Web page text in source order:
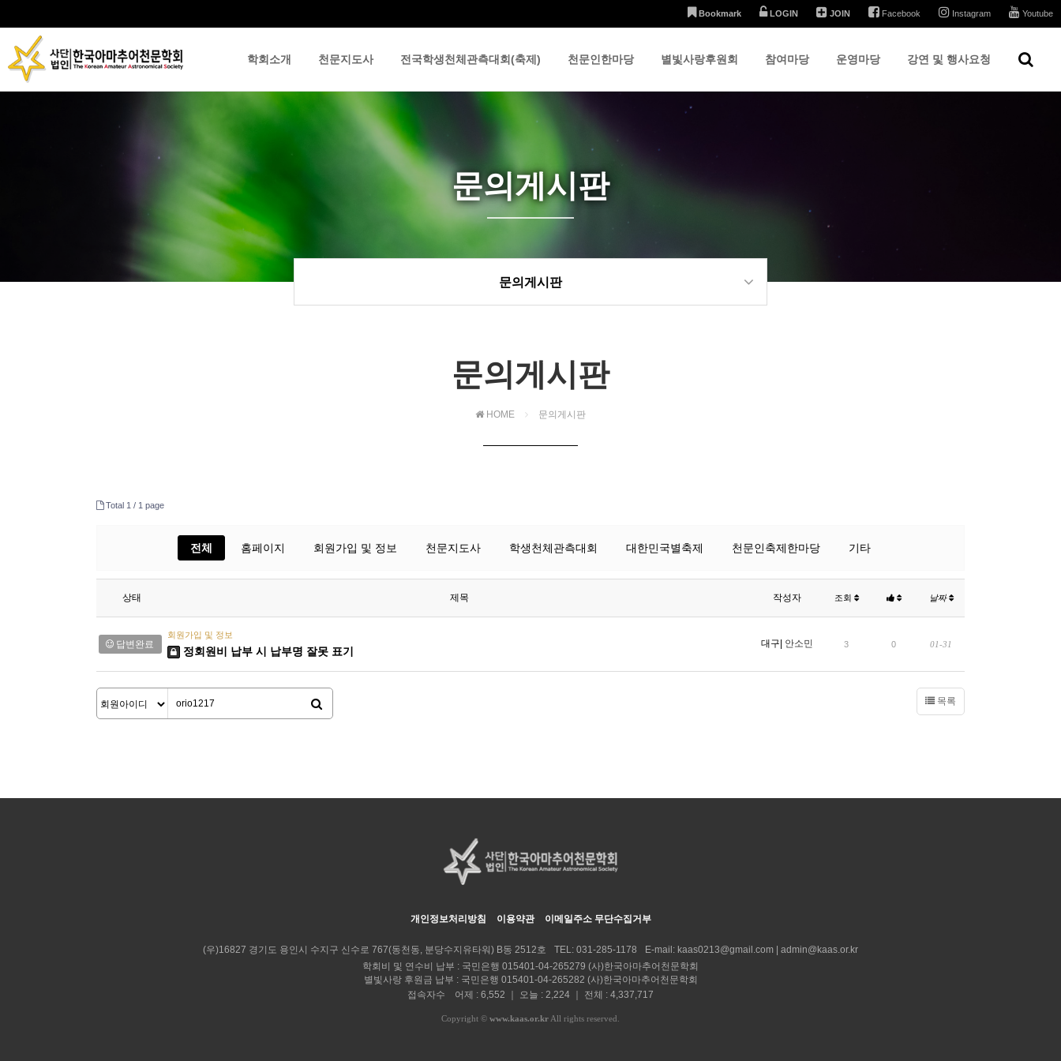
Bookmark LOGIN JOIN Facebook Instagram Youtube
학회소개 천문지도사 전국학생천체관측대회(축제) 천문인한마당 별빛사랑후원회 참여마당
하위분류
운영마당
하위분류
강연 및 행사요청
문의게시판
문의게시판
문의게시판
HOME 문의게시판
Total 1 / 1 page
전체 홈페이지 회원가입 및 정보 천문지도사 학생천체관측대회 대한민국별축제 천문인축제한마당 기타
상태 제목 작성자 조회 날짜
답변완료
회원가입 및 정보
정회원비 납부 시 납부명 잘못 표기
대구| 안소민 3 0 01-31
목록
개인정보처리방침 이용약관 이메일주소 무단수집거부
(우)16827 경기도 용인시 수지구 신수로 767(동천동, 분당수지유타워) B동 2512호 TEL: 031-285-1178 E-mail: kaas0213@gmail.com | admin@kaas.or.kr
학회비 및 연수비 납부 : 국민은행 015401-04-265279 (사)한국아마추어천문학회
별빛사랑 후원금 납부 : 국민은행 015401-04-265282 (사)한국아마추어천문학회
접속자수 어제 : 6,552 ｜ 오늘 : 2,224 ｜ 전체 : 4,337,717
Copyright © www.kaas.or.kr All rights reserved.